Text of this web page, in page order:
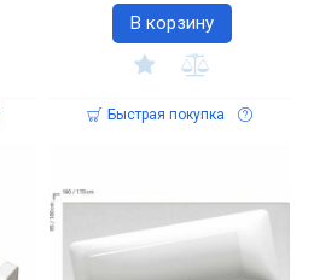
В корзину
Быстрая покупка